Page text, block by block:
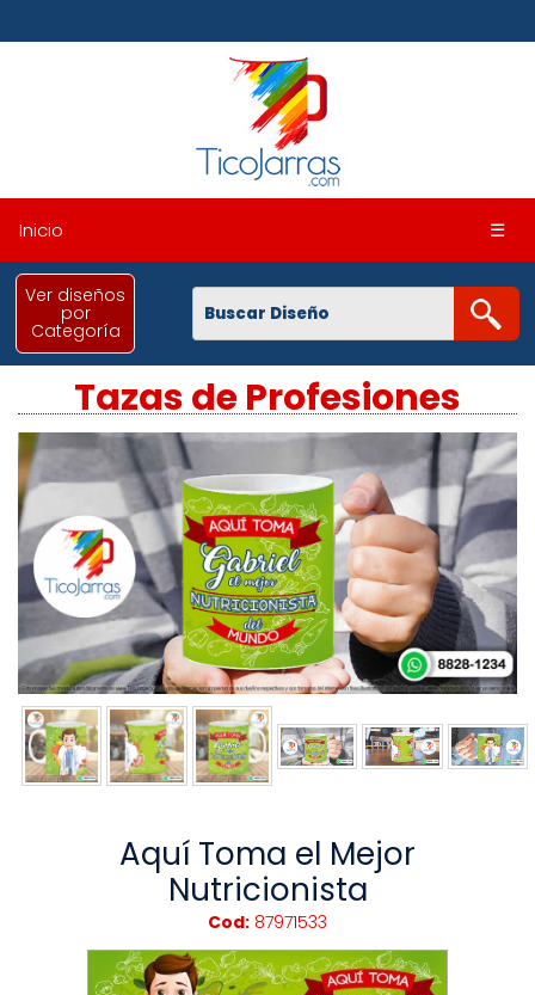
Inicio ☰
Ver diseños
por
Categoría
Tazas de Profesiones
Aquí Toma el Mejor
Nutricionista
Cod: 87971533